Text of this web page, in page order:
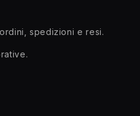
spedizioni e resi.